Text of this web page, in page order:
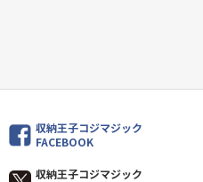
収納王子コジマジック
FACEBOOK
収納王子コジマジック